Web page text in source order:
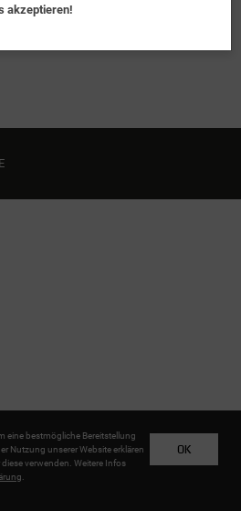
OK
eine bestmögliche Bereitstellung
Nutzung unserer Website erklären
verwenden. Weitere Infos
akzeptieren!